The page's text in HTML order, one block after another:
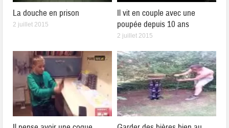
La douche en prison
2 juillet 2015
Il vit en couple avec une
poupée depuis 10 ans
2 juillet 2015